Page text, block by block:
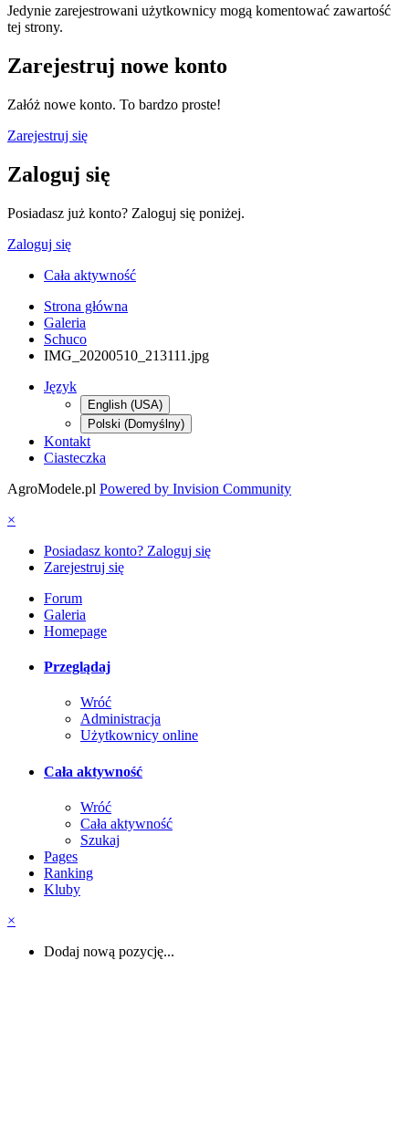
Jedynie zarejestrowani użytkownicy mogą komentować zawartość
tej strony.
Zarejestruj nowe konto
Załóż nowe konto. To bardzo proste!
Zarejestruj się
Zaloguj się
Posiadasz już konto? Zaloguj się poniżej.
Zaloguj się
Cała aktywność
Strona główna
Galeria
Schuco
IMG_20200510_213111.jpg
Język
English (USA)
Polski (Domyślny)
Kontakt
Ciasteczka
AgroModele.pl Powered by Invision Community
×
Posiadasz konto? Zaloguj się
Zarejestruj się
Forum
Galeria
Homepage
Przeglądaj
Wróć
Administracja
Użytkownicy online
Cała aktywność
Wróć
Cała aktywność
Szukaj
Pages
Ranking
Kluby
×
Dodaj nową pozycję...